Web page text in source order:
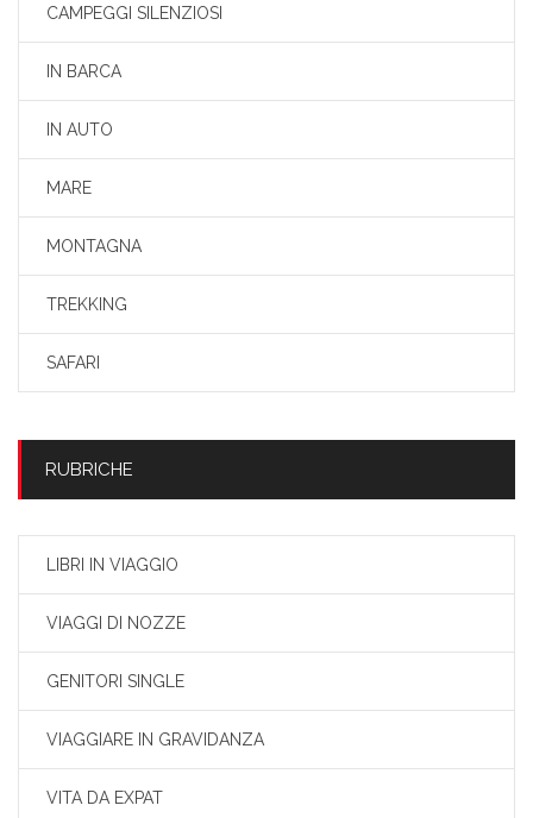
CAMPEGGI SILENZIOSI
IN BARCA
IN AUTO
MARE
MONTAGNA
TREKKING
SAFARI
RUBRICHE
LIBRI IN VIAGGIO
VIAGGI DI NOZZE
GENITORI SINGLE
VIAGGIARE IN GRAVIDANZA
VITA DA EXPAT